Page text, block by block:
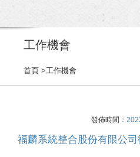
工作機會
首頁 >工作機會
發佈時間：
福麟系統整合股份有限公司